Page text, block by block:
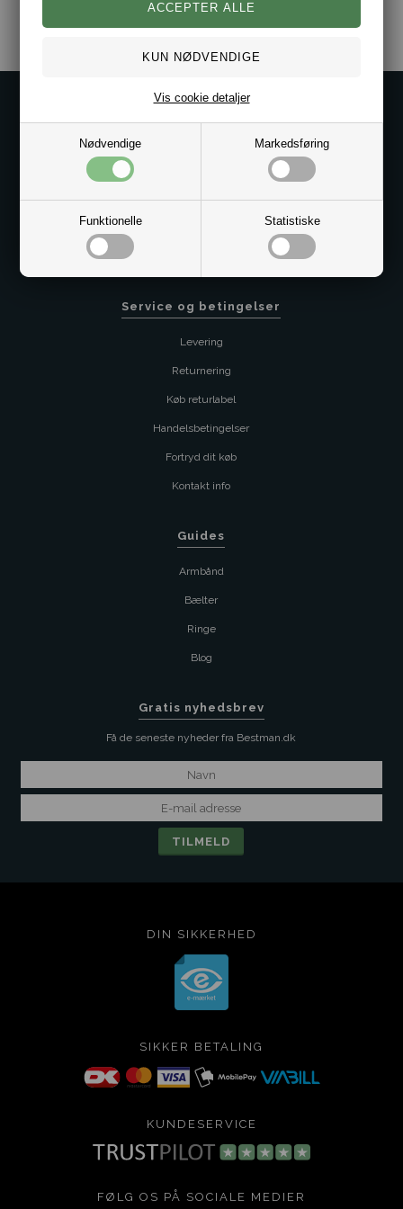
Nødvendige Markedsføring
Funktionelle Statistiske
Vis cookie detaljer
Kontakt os på
Kundeservice@bestman.dk
Profil
Service og betingelser
Levering
Returnering
Køb returlabel
Handelsbetingelser
Fortryd dit køb
Kontakt info
Guides
Armbånd
Bælter
Ringe
Blog
Gratis nyhedsbrev
Få de seneste nyheder fra Bestman.dk
DIN SIKKERHED
SIKKER BETALING
KUNDESERVICE
FØLG OS PÅ SOCIALE MEDIER